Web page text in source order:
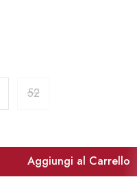
52
Aggiungi al Carrello